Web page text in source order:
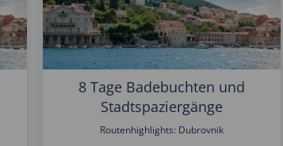
8 Tage Badebuchten und
Stadtspaziergänge
Routenhighlights: Dubrovnik